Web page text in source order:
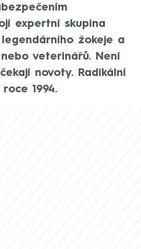
expertní skupina
žokeje a
veterinářů. Není
novoty. Radikální
1994.